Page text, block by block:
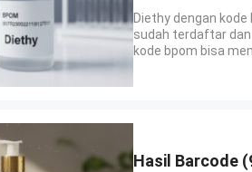
Diethy dengan
sudah terdaftar dan
kode bpom bisa
Hasil Barcode